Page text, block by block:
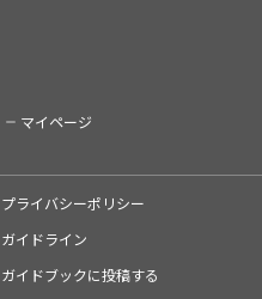
マイページ
プライバシーポリシー
ガイドライン
ガイドブックに投稿する